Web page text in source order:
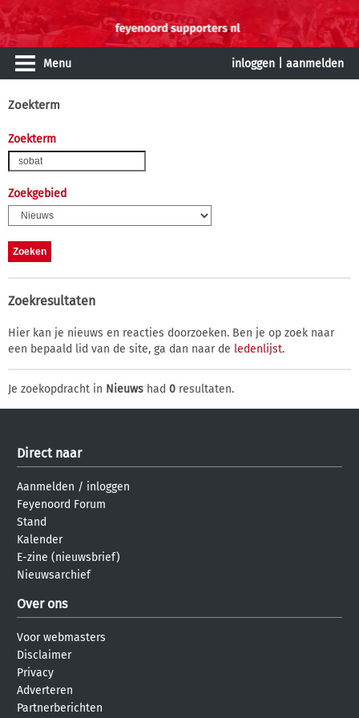
Menu inloggen aanmelden
Zoekterm
Zoekterm
Zoekgebied
Zoekresultaten
Hier kan je nieuws en reacties doorzoeken. Ben je op zoek naar
een bepaald lid van de site, ga dan naar de ledenlijst.
Je zoekopdracht in Nieuws had 0 resultaten.
Direct naar
Aanmelden / inloggen
Feyenoord Forum
Stand
Kalender
E-zine (nieuwsbrief)
Nieuwsarchief
Over ons
Voor webmasters
Disclaimer
Privacy
Adverteren
Partnerberichten